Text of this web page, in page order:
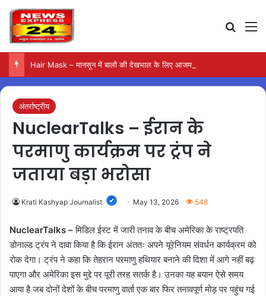
Hair Mask – मानसून में बालों की देखभाल के लिए आजमाएं अंडे का मास्क
अंतर्राष्ट्रीय
NuclearTalks – ईरान के
परमाणु कार्यक्रम पर ट्रंप ने
जताया बड़ा भरोसा
Krati Kashyap Journalist May 13, 2026 548
NuclearTalks –मिडिल ईस्ट में जारी तनाव के बीच अमेरिका के राष्ट्रपति
डोनाल्ड ट्रंप ने दावा किया है कि ईरान अंततः अपने यूरेनियम संवर्धन कार्यक्रम को
रोक देगा। ट्रंप ने कहा कि तेहरान परमाणु हथियार बनाने की दिशा में आगे नहीं बढ़
पाएगा और अमेरिका इस मुद्दे पर पूरी तरह सतर्क है। उनका यह बयान ऐसे समय
आया है जब दोनों देशों के बीच परमाणु वार्ता एक बार फिर तनावपूर्ण मोड़ पर पहुंच गई